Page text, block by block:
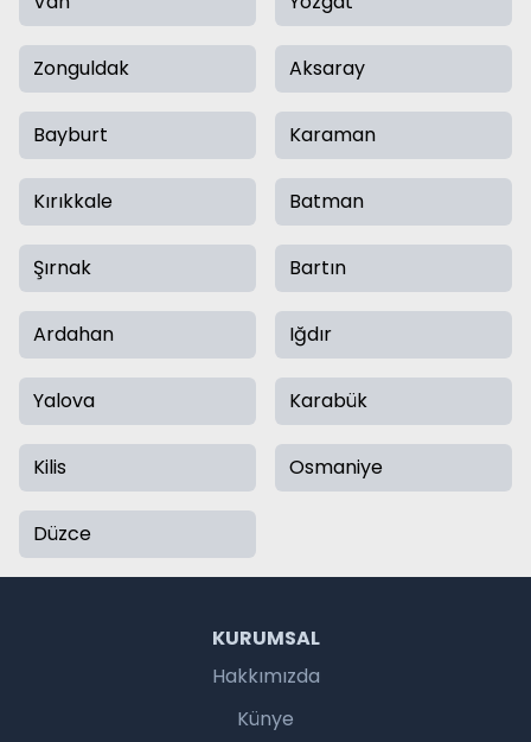
Zonguldak Aksaray
Bayburt Karaman
Kırıkkale Batman
Şırnak Bartın
Ardahan Iğdır
Yalova Karabük
Kilis Osmaniye
Düzce
KURUMSAL
Hakkımızda
Künye